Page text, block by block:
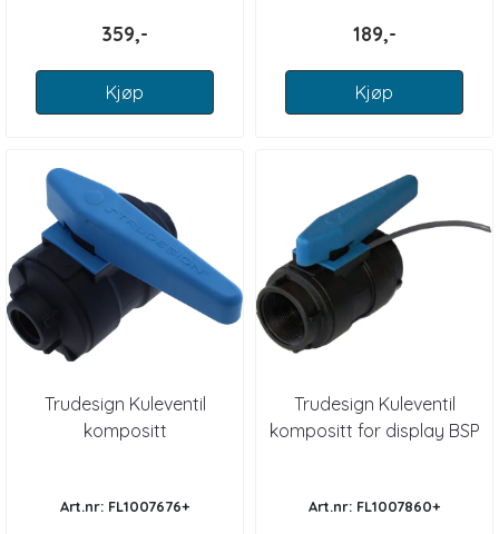
359,-
Kjøp
189,-
Kjøp
Trudesign Kuleventil
kompositt
Art.nr: FL1007676+
Trudesign Kuleventil
kompositt for display BSP
Art.nr: FL1007860+